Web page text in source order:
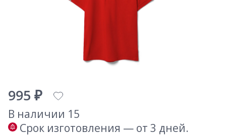
995 ₽
В наличии 15
Срок изготовления — от 3 дней.